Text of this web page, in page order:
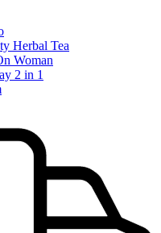
Herbal Tea
Woman
2 in 1